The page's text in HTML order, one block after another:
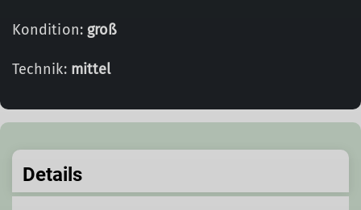
Kondition: groß
Technik: mittel
Details